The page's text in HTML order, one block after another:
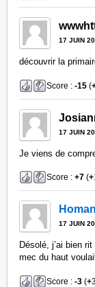
17 JUIN
découvrir la
Score :-15 (
17 JUIN
Je viens de
Score :+7 (+
Homan
17 JUIN
Désolé, j’ai bien
mec du haut
Score :-3 (+